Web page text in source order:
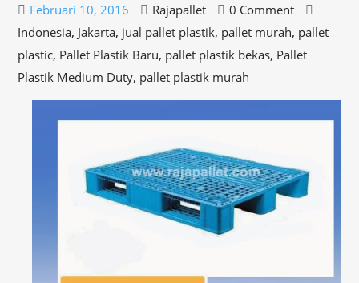
Februari 10, 2016 Rajapallet
0 Comment
Indonesia, Jakarta, jual pallet plastik, pallet murah, pallet
plastic, Pallet Plastik Baru, pallet plastik bekas, Pallet
Plastik Medium Duty, pallet plastik murah